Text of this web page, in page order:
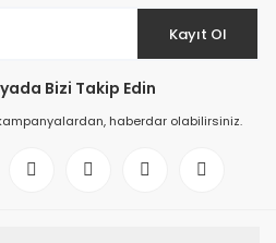
Kayıt Ol
Bizi Takip Edin
haberdar olabilirsiniz.